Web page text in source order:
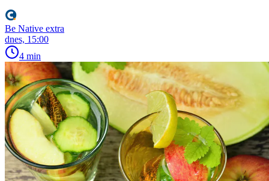
Be Native extra
dnes, 15:00
4 min